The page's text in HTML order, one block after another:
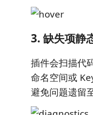
3. 缺失项静
插件会扫描代
命名空间或
避免问题遗留